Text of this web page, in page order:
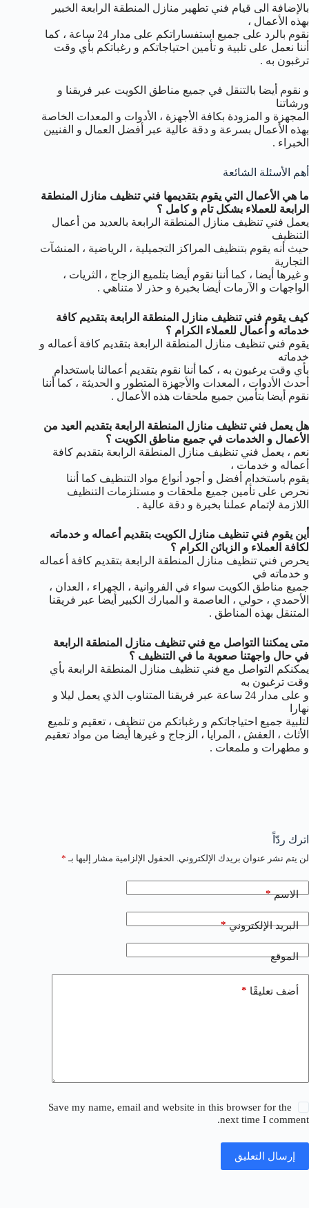
بالإضافة الى قيام فني تطهير منازل المنطقة الرابعة الخبير
بهذه الأعمال ،
نقوم بالرد على جميع استفساراتكم على مدار 24 ساعة ، كما
أننا نعمل على تلبية و تأمين احتياجاتكم و رغباتكم بأي وقت
ترغبون به .
و نقوم أيضا بالتنقل في جميع مناطق الكويت عبر فريقنا و
ورشاتنا
المجهزة و المزودة بكافة الأجهزة ، الأدوات و المعدات الخاصة
بهذه الأعمال بسرعة و دقة عالية عبر أفضل العمال و الفنيين
الخبراء .
أهم الأسئلة الشائعة
ما هي الأعمال التي يقوم بتقديمها فني تنظيف منازل المنطقة
الرابعة للعملاء بشكل تام و كامل ؟
يعمل فني تنظيف منازل المنطقة الرابعة بالعديد من أعمال
التنظيف
حيث أنه يقوم بتنظيف المراكز التجميلية ، الرياضية ، المنشآت
التجارية
و غيرها أيضا ، كما أننا نقوم أيضا بتلميع الزجاج ، الثريات ،
الواجهات و الآرمات أيضا بخبرة و حذر لا متناهي .
كيف يقوم فني تنظيف منازل المنطقة الرابعة بتقديم كافة
خدماته و أعمال للعملاء الكرام ؟
يقوم فني تنظيف منازل المنطقة الرابعة بتقديم كافة أعماله و
خدماته
بأي وقت يرغبون به ، كما أننا نقوم بتقديم أعمالنا باستخدام
أحدث الأدوات ، المعدات والأجهزة المتطور و الحديثة ، كما أننا
نقوم أيضا بتأمين جميع ملحقات هذه الأعمال .
هل يعمل فني تنظيف منازل المنطقة الرابعة بتقديم العيد من
الأعمال و الخدمات في جميع مناطق الكويت ؟
نعم ، يعمل فني تنظيف منازل المنطقة الرابعة بتقديم كافة
أعماله و خدمات ،
يقوم باستخدام أفضل و أجود أنواع مواد التنظيف كما أننا
نحرص على تأمين جميع ملحقات و مستلزمات التنظيف
اللازمة لإتمام عملنا بخبرة و دقة عالية .
أين يقوم فني تنظيف منازل الكويت بتقديم أعماله و خدماته
لكافة العملاء و الزبائن الكرام ؟
يحرص فني تنظيف منازل المنطقة الرابعة بتقديم كافة أعماله
و خدماته في
جميع مناطق الكويت سواء في الفروانية ، الجهراء ، العدان ،
الأحمدي ، حولي ، العاصمة و المبارك الكبير أيضا عبر فريقنا
المتنقل بهذه المناطق .
متى يمكننا التواصل مع فني تنظيف منازل المنطقة الرابعة
في حال واجهتنا صعوبة ما في التنظيف ؟
يمكنكم التواصل مع فني تنظيف منازل المنطقة الرابعة بأي
وقت ترغبون به
و على مدار 24 ساعة عبر فريقنا المتناوب الذي يعمل ليلا و
نهارا
لتلبية جميع احتياجاتكم و رغباتكم من تنظيف ، تعقيم و تلميع
الأثاث ، العفش ، المرايا ، الزجاج و غيرها أيضا من مواد تعقيم
و مطهرات و ملمعات .
اترك ردّاً
لن يتم نشر عنوان بريدك الإلكتروني. الحقول الإلزامية مشار إليها بـ *
الاسم*
البريد الإلكتروني*
الموقع
أضف تعليقًا *
Save my name, email and website in this browser for the
next time I comment.
إرسال التعليق